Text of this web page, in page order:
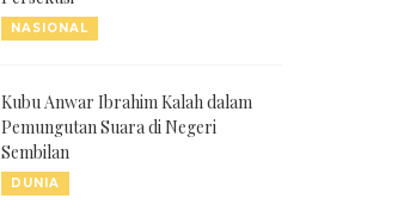
NASIONAL
Kubu Anwar Ibrahim Kalah dalam
Pemungutan Suara di Negeri
Sembilan
DUNIA